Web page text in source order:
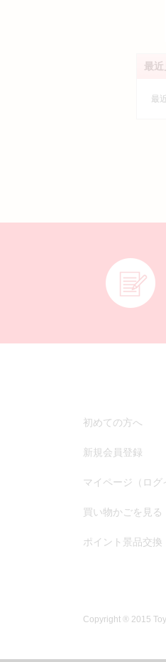
最
最
初めての方へ
新規会員登録
マイページ（ログ
買い物かごを見る
ポイント景品交換
Copyright ® 2015